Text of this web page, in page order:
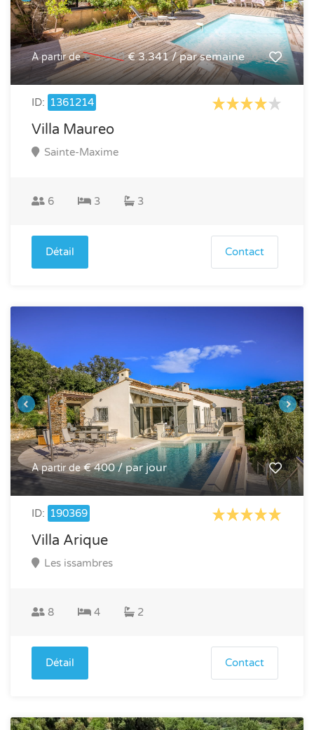
À partir de € 3.930€ 3.341 / par semaine
ID: 1361214
Villa Maureo
Sainte-Maxime
6 3 3
Détail Contact
À partir de€ 400 / par jour
ID: 190369
Villa Arique
Les issambres
8 4 2
Détail Contact